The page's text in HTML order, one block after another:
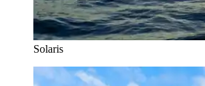
Solaris